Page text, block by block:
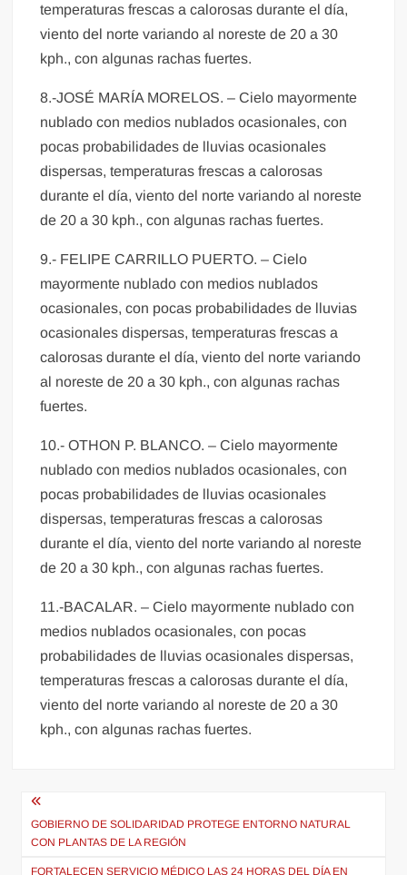
temperaturas frescas a calorosas durante el día,
viento del norte variando al noreste de 20 a 30
kph., con algunas rachas fuertes.
8.-JOSÉ MARÍA MORELOS. – Cielo mayormente
nublado con medios nublados ocasionales, con
pocas probabilidades de lluvias ocasionales
dispersas, temperaturas frescas a calorosas
durante el día, viento del norte variando al noreste
de 20 a 30 kph., con algunas rachas fuertes.
9.- FELIPE CARRILLO PUERTO. – Cielo
mayormente nublado con medios nublados
ocasionales, con pocas probabilidades de lluvias
ocasionales dispersas, temperaturas frescas a
calorosas durante el día, viento del norte variando
al noreste de 20 a 30 kph., con algunas rachas
fuertes.
10.- OTHON P. BLANCO. – Cielo mayormente
nublado con medios nublados ocasionales, con
pocas probabilidades de lluvias ocasionales
dispersas, temperaturas frescas a calorosas
durante el día, viento del norte variando al noreste
de 20 a 30 kph., con algunas rachas fuertes.
11.-BACALAR. – Cielo mayormente nublado con
medios nublados ocasionales, con pocas
probabilidades de lluvias ocasionales dispersas,
temperaturas frescas a calorosas durante el día,
viento del norte variando al noreste de 20 a 30
kph., con algunas rachas fuertes.
Navegación
de
entradas
GOBIERNO DE SOLIDARIDAD PROTEGE ENTORNO NATURAL
CON PLANTAS DE LA REGIÓN
FORTALECEN SERVICIO MÉDICO LAS 24 HORAS DEL DÍA EN